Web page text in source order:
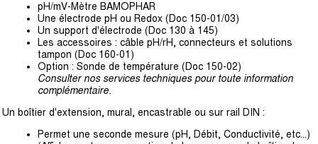
pH/mV-Mètre BAMOPHAR
Une électrode pH ou Redox (Doc 150-01/03)
Un support d'électrode (Doc 130 à 145)
Les accessoires : câble pH/rH, connecteurs et solutions
tampon (Doc 160-01)
Option : Sonde de température (Doc 150-02)
Consulter nos services techniques pour toute information
complémentaire.
Un boîtier d'extension, mural, encastrable ou sur rail DIN :
Permet une seconde mesure (pH, Débit, Conductivité, etc...)